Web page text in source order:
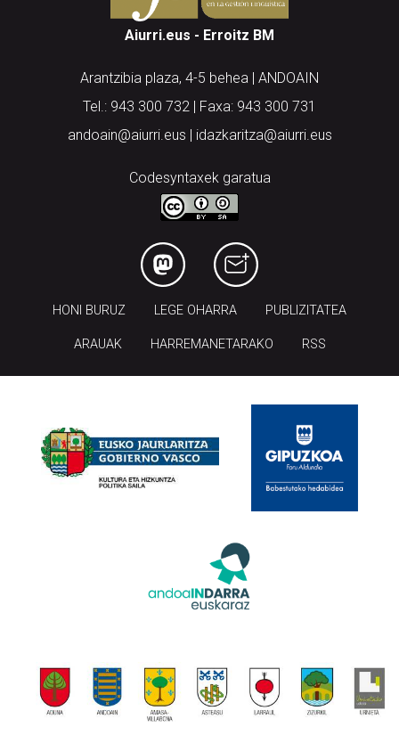
Aiurri.eus - Erroitz BM
Arantzibia plaza, 4-5 behea | ANDOAIN
Tel.: 943 300 732 | Faxa: 943 300 731
andoain@aiurri.eus | idazkaritza@aiurri.eus
Codesyntaxek garatua
HONI BURUZ LEGE OHARRA PUBLIZITATEA
ARAUAK HARREMANETARAKO RSS